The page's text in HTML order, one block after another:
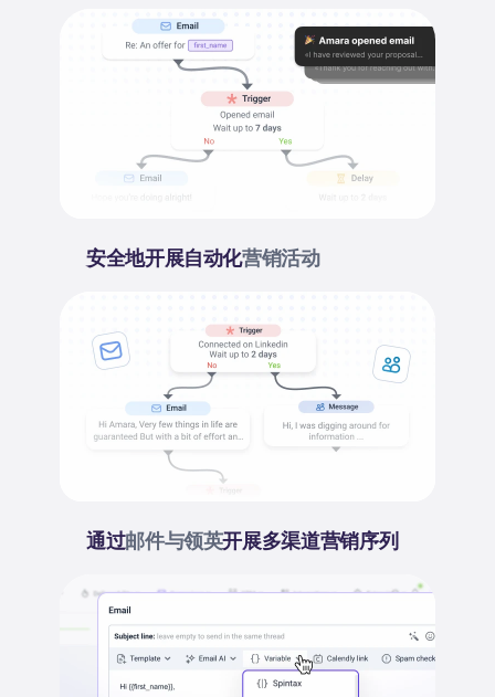
安全地开展自动化营销活动
通过邮件与领英开展多渠道营销序列